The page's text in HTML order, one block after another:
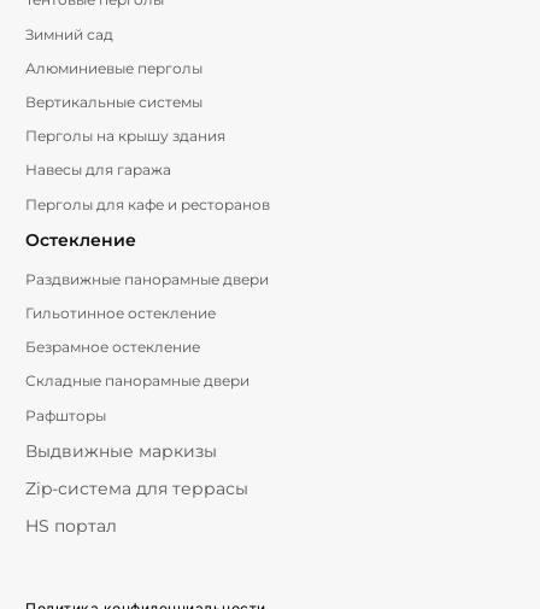
Зимний сад
Алюминиевые перголы
Вертикальные системы
Перголы на крышу здания
Навесы для гаража
Перголы для кафе и ресторанов
Остекление
Раздвижные панорамные двери
Гильотинное остекление
Безрамное остекление
Складные панорамные двери
Рафшторы
Выдвижные маркизы
Zip-система для террасы
HS портал